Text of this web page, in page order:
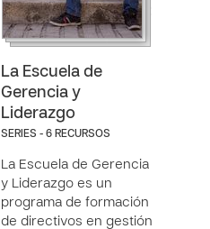
La Escuela de
Gerencia y
Liderazgo
SERIES - 6 RECURSOS
La Escuela de Gerencia
y Liderazgo es un
programa de formación
de directivos en gestión